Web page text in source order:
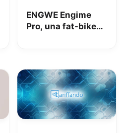
ENGWE Engime
Pro, una fat-bike